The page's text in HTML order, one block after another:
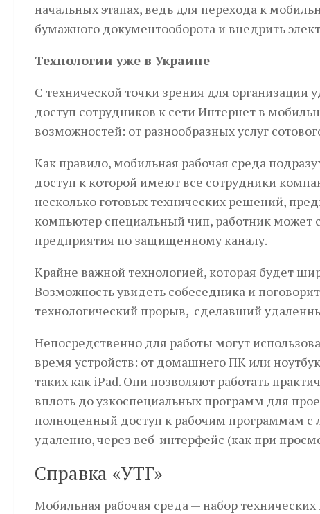
начальных этапах, ведь для перехода к
бумажного документооборота и внедрить
Технологии уже в Украине
С технической точки зрения для
доступ сотрудников к сети Интернет в
возможностей: от разнообразных услуг
Как правило, мобильная рабочая среда
доступ к которой имеют все сотрудники
несколько готовых технических решений,
компьютер специальный чип, работник может
предприятия по защищенному каналу.
Крайне важной технологией, которая будет
Возможность увидеть собеседника и
технологический прорыв, сделавший
Непосредственно для работы могут
время устройств: от домашнего ПК или
таких как iPad. Они позволяют работать
вплоть до узкоспециальных программ для
полноценный доступ к рабочим программам с
удаленно, через веб-интерфейс (как при
Справка «УТГ»
Мобильная рабочая среда — набор